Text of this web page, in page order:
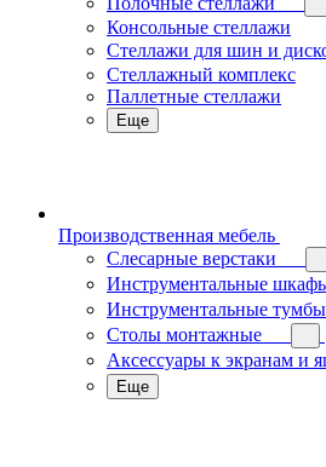
Консольные стеллажи
Стеллажи для шин и
Стеллажный комплекс
Паллетные стеллажи
Еще
Производственная мебель
Слесарные верстаки
Инструментальные
Инструментальные
Столы монтажные
Аксессуары к экранам и
Еще